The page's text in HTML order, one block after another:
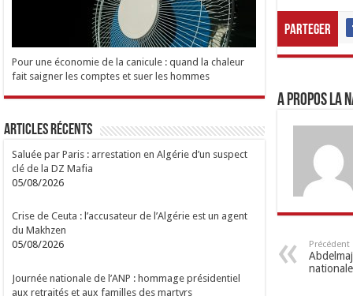
Parteger
A propos LA
Précédent
Pour une économie de la canicule : quand la chaleur
fait saigner les comptes et suer les hommes
Articles Récents
Saluée par Paris : arrestation en Algérie d’un suspect
clé de la DZ Mafia
05/08/2026
Crise de Ceuta : l’accusateur de l’Algérie est un agent
du Makhzen
05/08/2026
Journée nationale de l’ANP : hommage présidentiel
aux retraités et aux familles des martyrs